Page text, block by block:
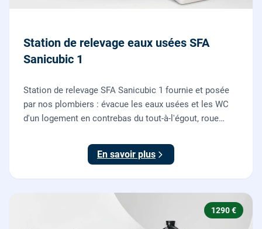
Station de relevage eaux usées SFA
Sanicubic 1
Station de relevage SFA Sanicubic 1 fournie et posée
par nos plombiers : évacue les eaux usées et les WC
d'un logement en contrebas du tout-à-l'égout, roue
En savoir plus
1290 €